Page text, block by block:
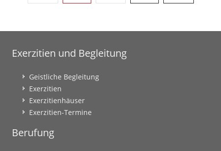
Exerzitien und Begleitung
Geistliche Begleitung
Exerzitien
Exerzitienhäuser
Exerzitien-Termine
Berufung